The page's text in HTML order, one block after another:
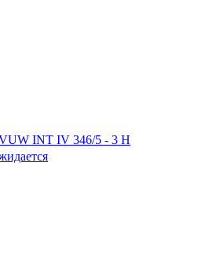
INT IV 346/5 - 3 H